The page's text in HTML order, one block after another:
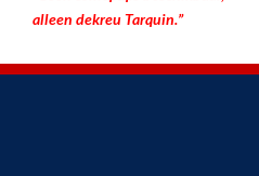
alleen dekreu Tarquin.”